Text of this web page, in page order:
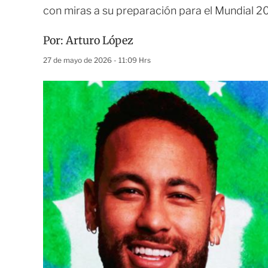
con miras a su preparación para el Mundial
Por:Arturo López
27 de mayo de 2026 - 11:09 Hrs